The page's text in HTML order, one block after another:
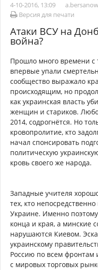
4-10-2016, 13:09
Версия для печати
Атаки ВСУ на
война?
Прошло много времени с
впервые упали
сообщество выражало
происходящим, но
как украинская власть
женщин и стариков.
2014, содрогнётся. Но
кровопролитие, кто
начал спонсировать
политическую
кровь своего же народа.
Западные учителя
тех, кто
Украине. Именно
конца и края, а минские
нарушаются Киевом.
украинскому
Россию по всем фронтам
с мировых торговых